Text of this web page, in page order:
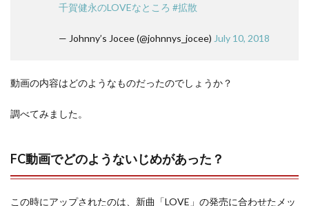
千賀健永のLOVEなところ #拡散
— Johnny’s Jocee (@johnnys_jocee) July 10, 2018
動画の内容はどのようなものだったのでしょうか？
調べてみました。
FC動画でどのようないじめがあった？
この時にアップされたのは、新曲「LOVE」の発売に合わせたメッ